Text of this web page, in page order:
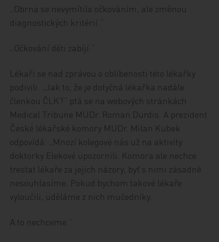
„Obrna se nevymítila očkováním, ale změnou
diagnostických kritérií.“
„Očkování děti zabíjí.“
Lékaři se nad zprávou o oblíbenosti této lékařky
podivili. „Jak to, že je dotyčná lékařka nadále
členkou ČLK?“ ptá se na webových stránkách
Medical Tribune MUDr. Roman Durdis. A prezident
České lékařské komory MUDr. Milan Kubek
odpovídá: „Mnozí kolegové nás už na aktivity
doktorky Elekové upozornili. Komora ale nechce
trestat lékaře za jejich názory, byť s nimi zásadně
nesouhlasíme. Pokud bychom takové lékaře
vyloučili, uděláme z nich mučedníky.
A to nechceme.“